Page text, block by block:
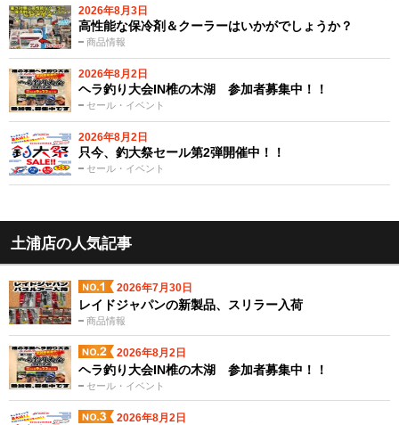
2026年8月3日
商品情報
高性能な保冷剤＆クーラーはいかがでしょうか？
2026年8月2日
セール・イベント
ヘラ釣り大会IN椎の木湖 参加者募集中！！
2026年8月2日
セール・イベント
只今、釣大祭セール第2弾開催中！！
土浦店の人気記事
2026年7月30日
商品情報
レイドジャパンの新製品、スリラー入荷
2026年8月2日
セール・イベント
ヘラ釣り大会IN椎の木湖 参加者募集中！！
2026年8月2日